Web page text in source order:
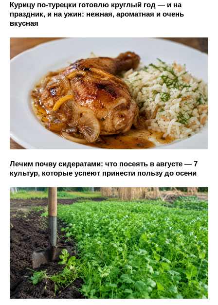
Курицу по-турецки готовлю круглый год — и на
праздник, и на ужин: нежная, ароматная и очень
вкусная
Лечим почву сидератами: что посеять в августе — 7
культур, которые успеют принести пользу до осени